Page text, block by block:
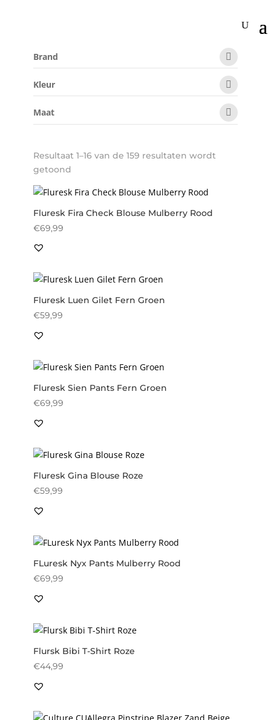
Brand
Kleur
Maat
Resultaat 1–16 van de 159 resultaten wordt
getoondGesorteerd
nieuwste
Fluresk Fira Check Blouse Mulberry Rood
€69,99
Fluresk Luen Gilet Fern Groen
€59,99
Fluresk Sien Pants Fern Groen
€69,99
Fluresk Gina Blouse Roze
€59,99
FLuresk Nyx Pants Mulberry Rood
€69,99
Flursk Bibi T-Shirt Roze
€44,99